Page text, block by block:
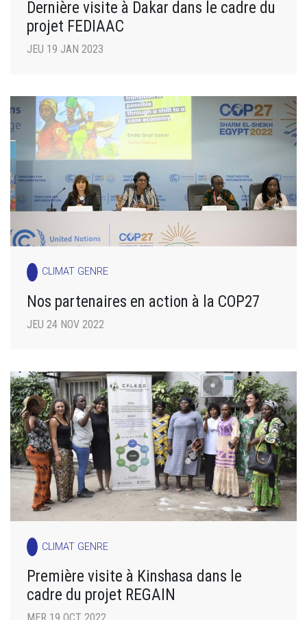
Dernière visite à Dakar dans le cadre du
projet FEDIAAC
JEU 19 JAN 2023
CLIMAT GENRE
Nos partenaires en action à la COP27
JEU 24 NOV 2022
CLIMAT GENRE
Première visite à Kinshasa dans le
cadre du projet REGAIN